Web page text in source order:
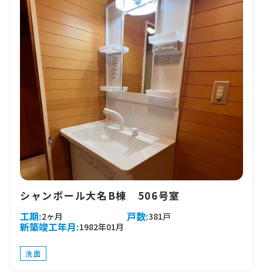
シャンボール大名B棟 506号室
工期:2ヶ月 戸数:381戸
新築竣工年月:1982年01月
洗面